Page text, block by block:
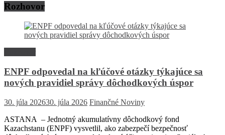
Rozhovor
ENPF odpovedal na kľúčové otázky týkajúce sa
nových pravidiel správy dôchodkových úspor
30. júla 202630. júla 2026 Finančné Noviny
ASTANA – Jednotný akumulatívny dôchodkový fond
Kazachstanu (ENPF) vysvetlil, ako zabezpečí bezpečnosť